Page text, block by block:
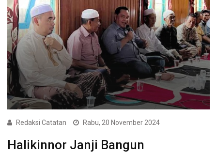
Redaksi Catatan Rabu, 20 November 2024
Halikinnor Janji Bangun